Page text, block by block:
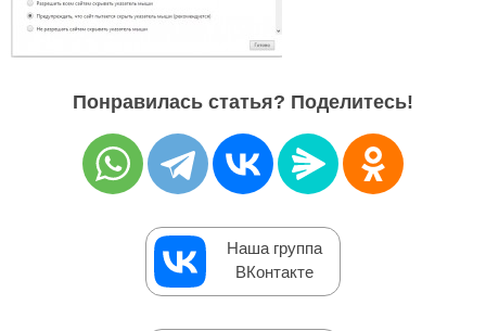
Понравилась статья? Поделитесь!
Наша группа
ВКонтакте